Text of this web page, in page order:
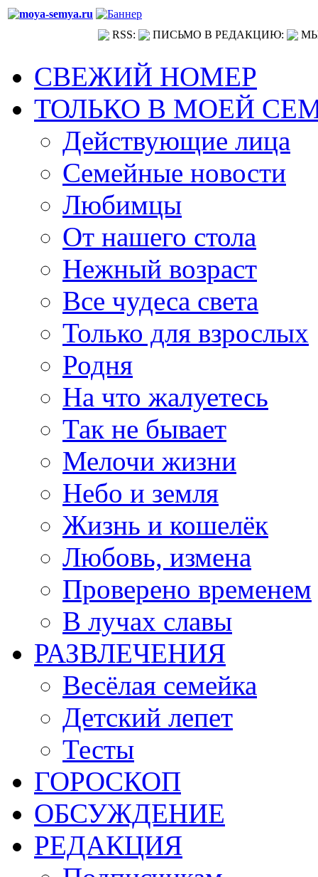
RSS: ПИСЬМО В РЕДАКЦИЮ:
СВЕЖИЙ НОМЕР
ТОЛЬКО В МОЕЙ
Действующие лица
Семейные новости
Любимцы
От нашего стола
Нежный возраст
Все чудеса света
Только для взрослых
Родня
На что жалуетесь
Так не бывает
Мелочи жизни
Небо и земля
Жизнь и кошелёк
Любовь, измена
Проверено временем
В лучах славы
РАЗВЛЕЧЕНИЯ
Весёлая семейка
Детский лепет
Тесты
ГОРОСКОП
ОБСУЖДЕНИЕ
РЕДАКЦИЯ